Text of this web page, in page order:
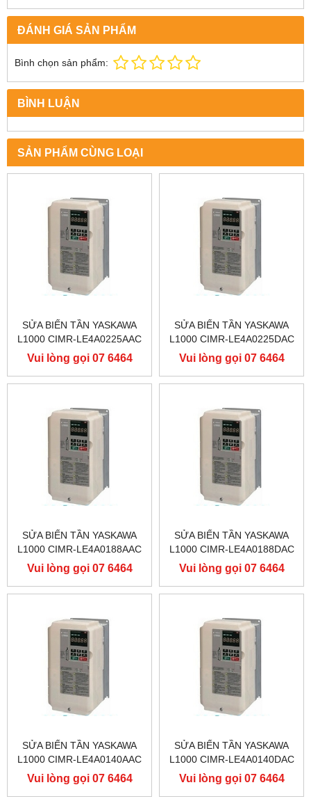
ĐÁNH GIÁ SẢN PHẨM
Bình chọn sản phẩm:
BÌNH LUẬN
SẢN PHẨM CÙNG LOẠI
SỬA BIẾN TẦN YASKAWA
L1000 CIMR-LE4A0225AAC
400V 110KW, BIẾN TẦN
YASKAWA L1000
Vui lòng gọi 07 6464
9556
SỬA BIẾN TẦN YASKAWA
L1000 CIMR-LE4A0225DAC
400V 110KW, BIẾN TẦN
YASKAWA L1000
Vui lòng gọi 07 6464
9556
SỬA BIẾN TẦN YASKAWA
L1000 CIMR-LE4A0188AAC
400V 90KW, BIẾN TẦN
YASKAWA L1000
Vui lòng gọi 07 6464
9556
SỬA BIẾN TẦN YASKAWA
L1000 CIMR-LE4A0188DAC
400V 90KW, BIẾN TẦN
YASKAWA L1000
Vui lòng gọi 07 6464
9556
SỬA BIẾN TẦN YASKAWA
L1000 CIMR-LE4A0140AAC
400V 75KW, BIẾN TẦN
YASKAWA L1000
Vui lòng gọi 07 6464
9556
SỬA BIẾN TẦN YASKAWA
L1000 CIMR-LE4A0140DAC
400V 75KW, BIẾN TẦN
YASKAWA L1000
Vui lòng gọi 07 6464
9556